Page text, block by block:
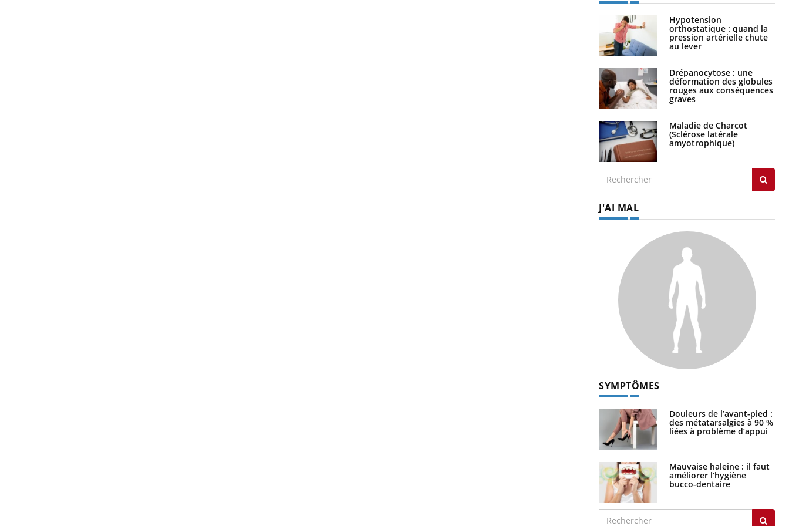
Hypotension
orthostatique : quand la
pression artérielle chute
au lever
Drépanocytose : une
déformation des globules
rouges aux conséquences
graves
Maladie de Charcot
(Sclérose latérale
amyotrophique)
J'AI MAL
SYMPTÔMES
Douleurs de l’avant-pied :
des métatarsalgies à 90 %
liées à problème d’appui
Mauvaise haleine : il faut
améliorer l’hygiène
bucco-dentaire